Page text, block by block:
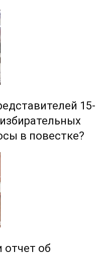
15-
в повестке?
отчет об